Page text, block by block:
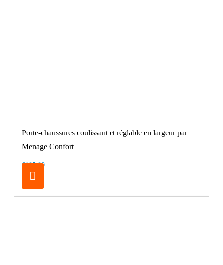
Porte-chaussures coulissant et réglable en largeur par
Menage Confort
€105.00